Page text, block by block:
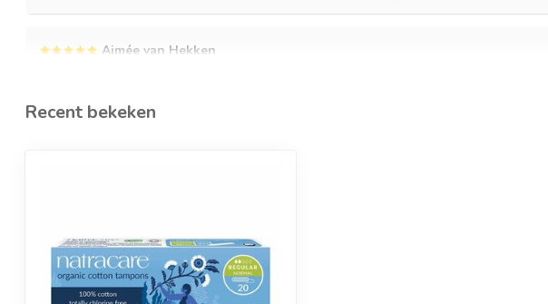
Aimée van Hekken
Ik heb nu de normale variant zonder inbrenghuls maar vind deze relatief klein; het lijkt
Recent bekeken